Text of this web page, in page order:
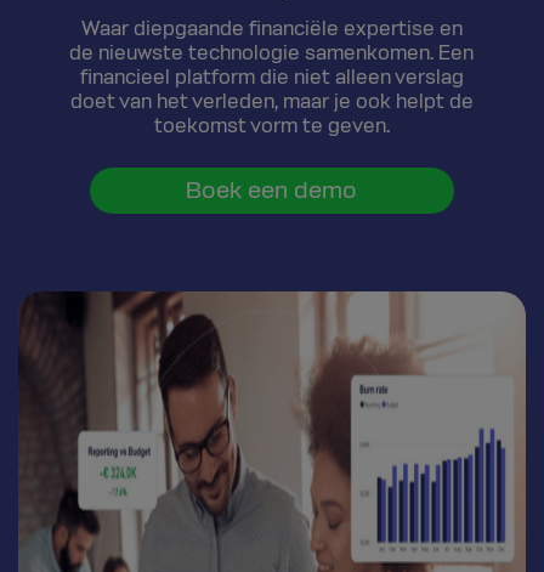
Waar diepgaande financiële expertise en
de nieuwste technologie samenkomen. Een
financieel platform die niet alleen verslag
doet van het verleden, maar je ook helpt de
toekomst vorm te geven.
Boek een demo